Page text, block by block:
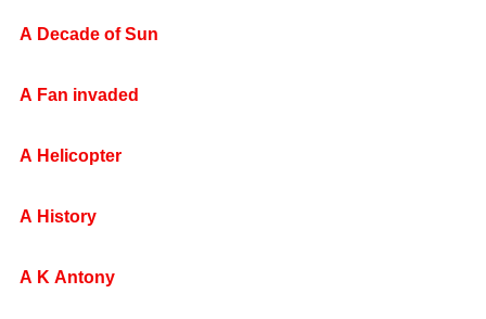
A Decade of Sun
A Fan invaded
A Helicopter
A History
A K Antony